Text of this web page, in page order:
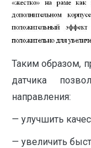
Таким образом,
датчика
направления:
— улучшить
— увеличить